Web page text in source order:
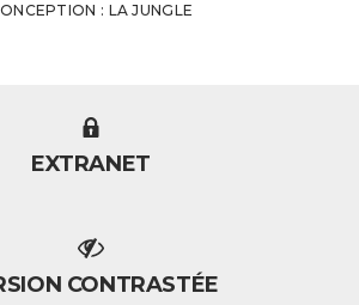
: LA JUNGLE
EXTRANET
CONTRASTÉE